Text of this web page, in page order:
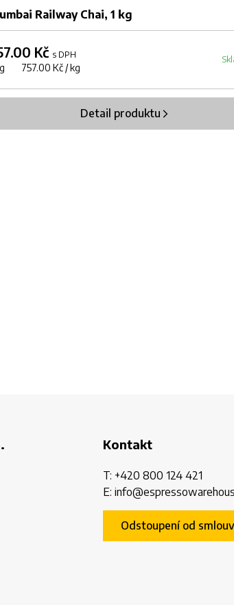
Railway Chai, 1 kg
Kč s DPH
757.00 Kč / kg
Detail produktu
Kontakt
T: +420 800 124 421
E:
Odstoupení od